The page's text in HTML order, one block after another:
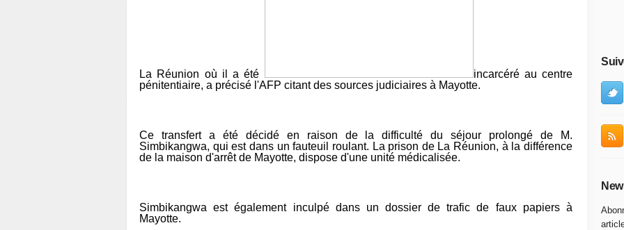
La Réunion où il a été
incarcéré au centre
pénitentiaire, a précisé l'AFP citant des sources judiciaires à Mayotte.
Ce transfert a été décidé en raison de la difficulté du séjour prolongé de M.
Simbikangwa, qui est dans un fauteuil roulant. La prison de La Réunion, à la différence
de la maison d'arrêt de Mayotte, dispose d'une unité médicalisée.
Simbikangwa est également inculpé dans un dossier de trafic de faux papiers à
Mayotte.